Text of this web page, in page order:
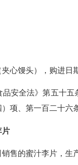
心馒头），购进日
安全法》第五十
项、第一百二十六
片
售的蜜汁李片，生